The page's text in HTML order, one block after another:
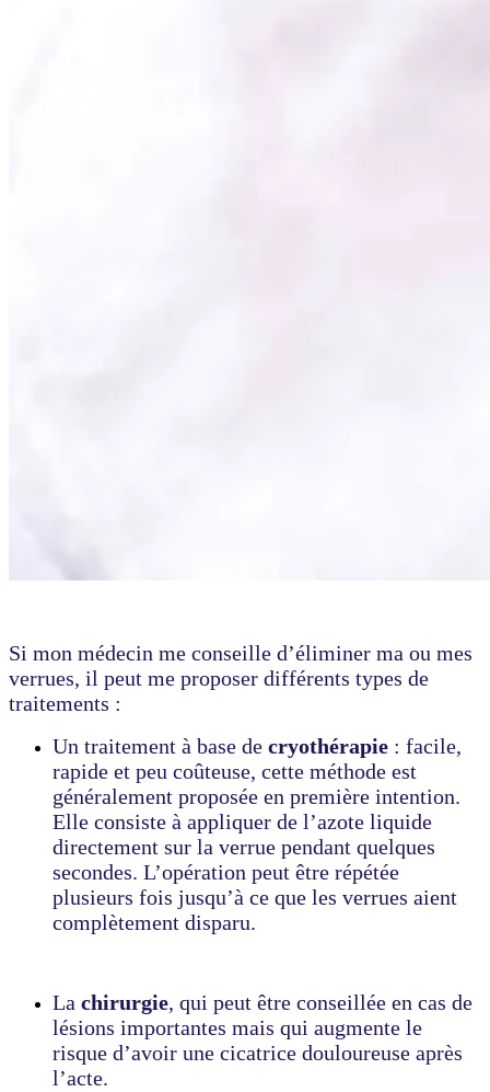
Si mon médecin me conseille d’éliminer ma ou mes
verrues, il peut me proposer différents types de
traitements :
Un traitement à base de cryothérapie : facile,
rapide et peu coûteuse, cette méthode est
généralement proposée en première intention.
Elle consiste à appliquer de l’azote liquide
directement sur la verrue pendant quelques
secondes. L’opération peut être répétée
plusieurs fois jusqu’à ce que les verrues aient
complètement disparu.
La chirurgie, qui peut être conseillée en cas de
lésions importantes mais qui augmente le
risque d’avoir une cicatrice douloureuse après
l’acte.